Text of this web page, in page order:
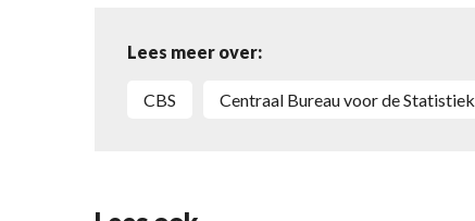
Lees meer over:
CBS Centraal Bureau voor de Statistiek